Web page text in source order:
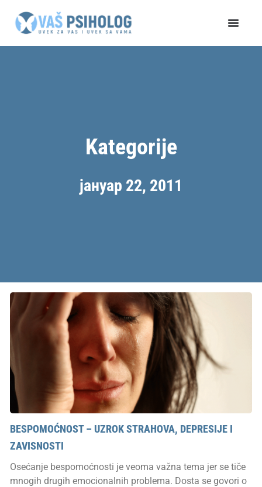
Kategorije
јануар 22, 2011
BESPOMOĆNOST – UZROK STRAHOVA, DEPRESIJE I
ZAVISNOSTI
Osećanje bespomoćnosti je veoma važna tema jer se tiče
mnogih drugih emocionalnih problema. Dosta se govori o